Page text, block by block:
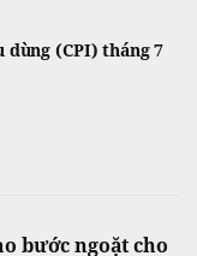
dùng (CPI) tháng 7
bước ngoặt cho